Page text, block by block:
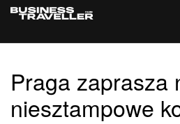
Praga zaprasza
niesztampowe